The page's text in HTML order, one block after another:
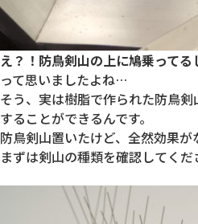
え？！防鳥剣山の上に鳩乗ってる
って思いましたよね…
そう、実は樹脂で作られた防鳥
することができるんです。
防鳥剣山置いたけど、全然効果が
まずは剣山の種類を確認してくだ